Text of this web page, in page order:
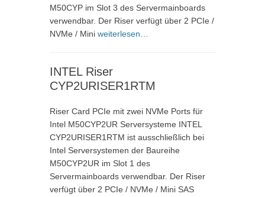
M50CYP im Slot 3 des Servermainboards
verwendbar. Der Riser verfügt über 2 PCIe /
NVMe / Mini weiterlesen…
INTEL Riser
CYP2URISER1RTM
Riser Card PCIe mit zwei NVMe Ports für
Intel M50CYP2UR Serversysteme INTEL
CYP2URISER1RTM ist ausschließlich bei
Intel Serversystemen der Baureihe
M50CYP2UR im Slot 1 des
Servermainboards verwendbar. Der Riser
verfügt über 2 PCIe / NVMe / Mini SAS